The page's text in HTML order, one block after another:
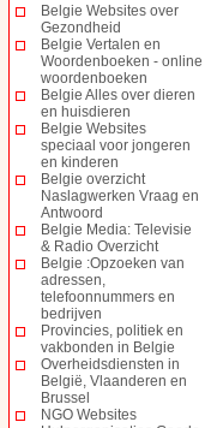
Belgie Websites over
Gezondheid
Belgie Vertalen en
Woordenboeken - online
woordenboeken
Belgie Alles over dieren
en huisdieren
Belgie Websites
speciaal voor jongeren
en kinderen
Belgie overzicht
Naslagwerken Vraag en
Antwoord
Belgie Media: Televisie
& Radio Overzicht
Belgie :Opzoeken van
adressen,
telefoonnummers en
bedrijven
Provincies, politiek en
vakbonden in Belgie
Overheidsdiensten in
België, Vlaanderen en
Brussel
NGO Websites